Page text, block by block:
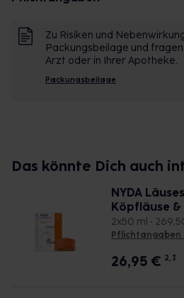
angenehmer, neutraler Geruch
Wirksamkeit in deutscher
Dermatologisch getestet
für Kinder bis 12 Jahren auch
Zu Risiken und
Packungsbeilage und
Arzt oder in Ihrer Apotheke.
Packungsbeilage
Das könnte Dich auch
NYDA
Köpfläuse &
2x50 ml •
Pflichtangaben
26,95 € 2, 3